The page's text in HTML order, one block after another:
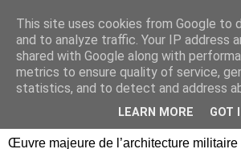
Briançon, Mont-
Vauban Unesco
Œuvre majeure de l’architecture militaire
This site uses cookies from Google to
and to analyze traffic. Your IP address
shared with Google along with
metrics to ensure quality of service,
statistics, and to detect and address
LEARN MORE GOT